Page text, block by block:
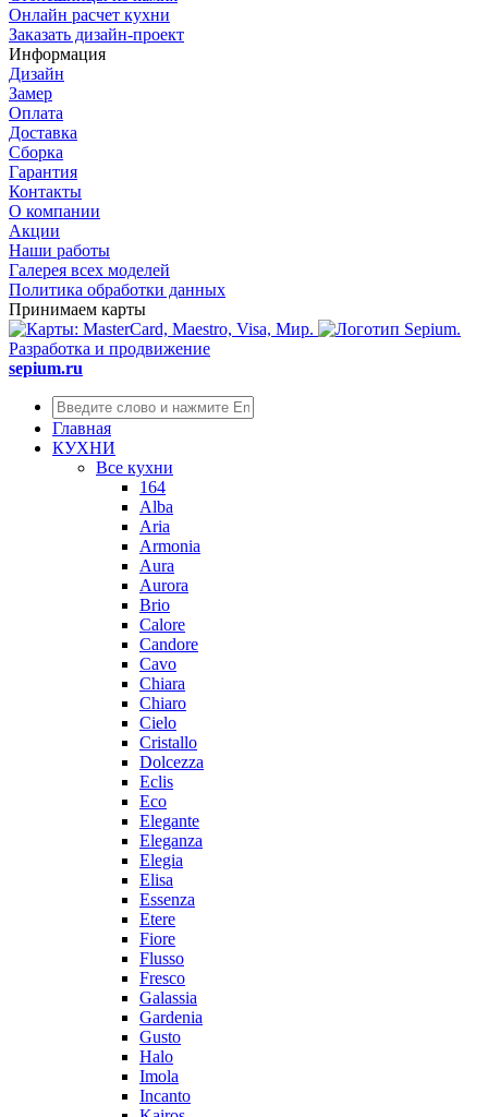
Онлайн расчет кухни
Заказать дизайн-проект
Информация
Дизайн
Замер
Оплата
Доставка
Сборка
Гарантия
Контакты
О компании
Акции
Наши работы
Галерея всех моделей
Политика обработки данных
Принимаем карты
Разработка и продвижение
sepium.ru
Главная
КУХНИ
Все кухни
164
Alba
Aria
Armonia
Aura
Aurora
Brio
Calore
Candore
Cavo
Chiara
Chiaro
Cielo
Cristallo
Dolcezza
Eclis
Eco
Elegante
Eleganza
Elegia
Elisa
Essenza
Etere
Fiore
Flusso
Fresco
Galassia
Gardenia
Gusto
Halo
Imola
Incanto